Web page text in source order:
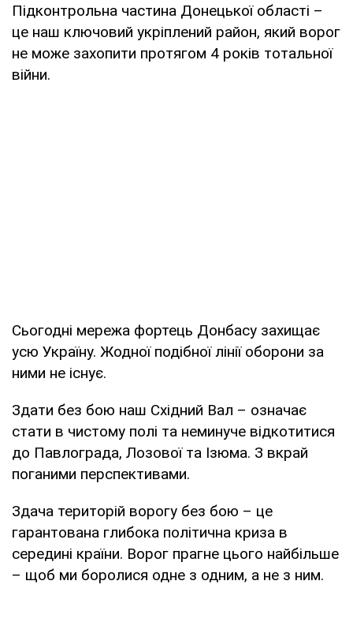
Підконтрольна частина Донецької області –
це наш ключовий укріплений район, який ворог
не може захопити протягом 4 років тотальної
війни.
Сьогодні мережа фортець Донбасу захищає
усю Україну. Жодної подібної лінії оборони за
ними не існує.
Здати без бою наш Східний Вал – означає
стати в чистому полі та неминуче відкотитися
до Павлограда, Лозової та Ізюма. З вкрай
поганими перспективами.
Здача територій ворогу без бою – це
гарантована глибока політична криза в
середині країни. Ворог прагне цього найбільше
– щоб ми боролися одне з одним, а не з ним.